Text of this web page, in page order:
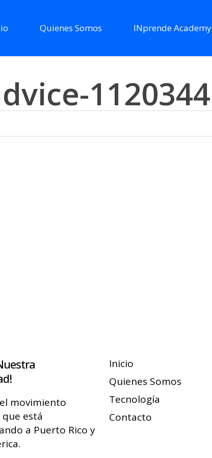
Quienes Somos INprende Academy
1120344
movimiento
está
a Puerto Rico y
Inicio
Quienes Somos
Tecnología
Contacto